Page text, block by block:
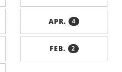
APR. 4
FEB. 2